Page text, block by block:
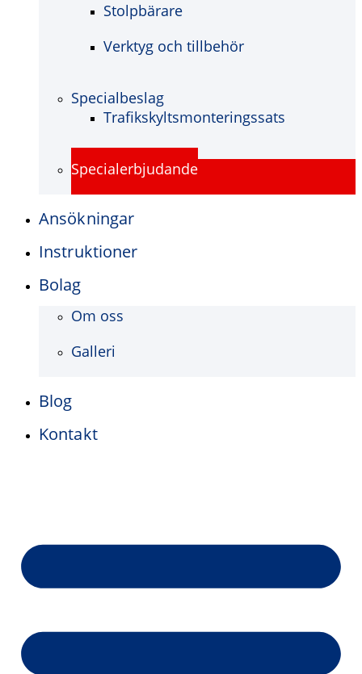
Stolpbärare
Verktyg och tillbehör
Specialbeslag
Trafikskyltsmonteringssats
Specialerbjudande
Ansökningar
Instruktioner
Bolag
Om oss
Galleri
Blog
Kontakt